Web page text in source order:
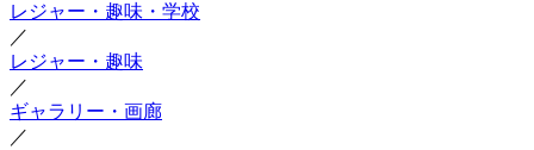
レジャー・趣味・学校
／
レジャー・趣味
／
ギャラリー・画廊
／